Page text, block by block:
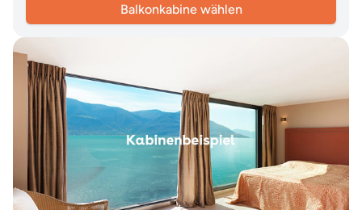
Balkonkabine wählen